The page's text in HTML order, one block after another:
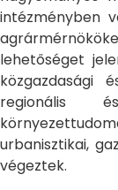
intézményben
lehetőséget
közgazdasági
regionális
urbanisztikai,
végeztek.